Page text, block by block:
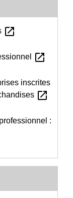
open_in_new
open_in_new
inscrites
open_in_new
: